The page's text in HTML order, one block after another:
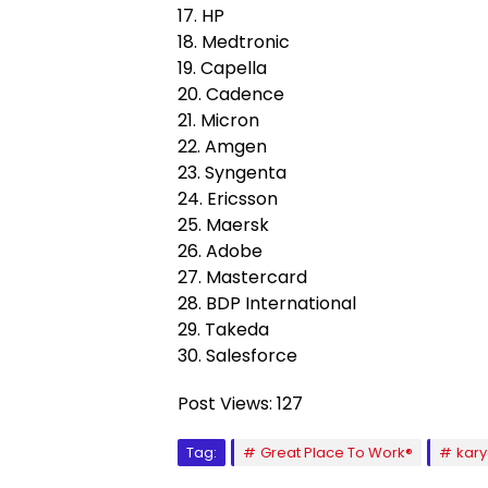
17. HP
18. Medtronic
19. Capella
20. Cadence
21. Micron
22. Amgen
23. Syngenta
24. Ericsson
25. Maersk
26. Adobe
27. Mastercard
28. BDP International
29. Takeda
30. Salesforce
Post Views: 127
Tag: Great Place To Work®